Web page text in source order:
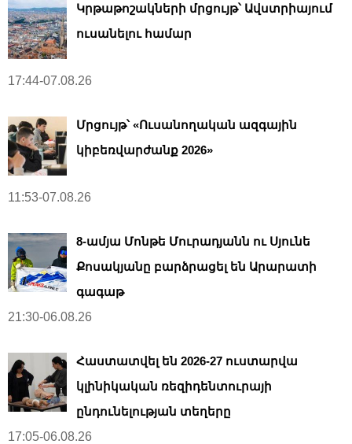
Կրթաթոշակների մրցույթ՝ Ավստրիայում
ուսանելու համար
17:44-07.08.26
Մրցույթ՝ «Ուսանողական ազգային
կիբեռվարժանք 2026»
11:53-07.08.26
8-ամյա Մոնթե Մուրադյանն ու Սյունե
Քոսակյանը բարձրացել են Արարատի
գագաթ
21:30-06.08.26
Հաստատվել են 2026-27 ուստարվա
կլինիկական ռեզիդենտուրայի
ընդունելության տեղերը
17:05-06.08.26